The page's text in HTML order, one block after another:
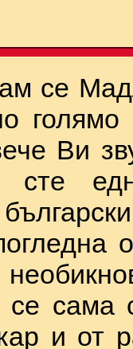
се
голямо
Ви
сте
сама
и от